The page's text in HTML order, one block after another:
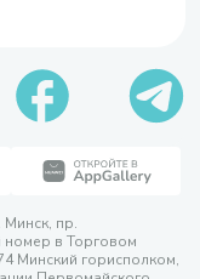
Минск, пр.
номер в Торговом
Минский горисполком,